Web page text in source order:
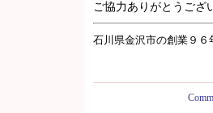
ご協力ありがとうござ
石川県金沢市の創業９